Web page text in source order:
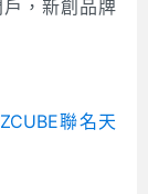
，新創品牌
ZCUBE聯名天